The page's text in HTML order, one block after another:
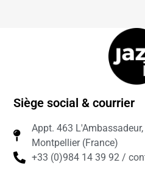
Siège social & courrier
Appt. 463
Montpellier (France)
+33 (0)984 14 39 92 /